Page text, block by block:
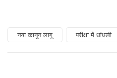
नया कानून लागू परीक्षा में धांधली